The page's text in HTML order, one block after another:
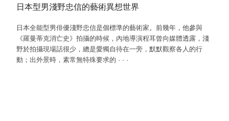
日本型男淺野忠信的藝術異想世界
日本全能型男俳優淺野忠信是個標準的藝術家。前幾年，他參與
《羅曼蒂克消亡史》拍攝的時候，內地導演程耳曾向媒體透露，淺
野於拍攝現場話很少，總是愛獨自待在一旁，默默觀察各人的行
動；出外景時，素常無特殊要求的 · · ·